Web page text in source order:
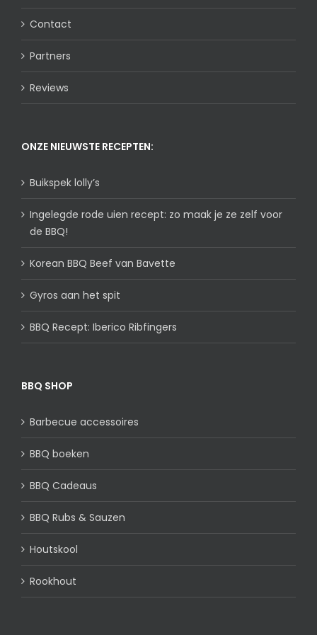
Contact
Partners
Reviews
ONZE NIEUWSTE RECEPTEN:
Buikspek lolly’s
Ingelegde rode uien recept: zo maak je ze zelf voor
de BBQ!
Korean BBQ Beef van Bavette
Gyros aan het spit
BBQ Recept: Iberico Ribfingers
BBQ SHOP
Barbecue accessoires
BBQ boeken
BBQ Cadeaus
BBQ Rubs & Sauzen
Houtskool
Rookhout